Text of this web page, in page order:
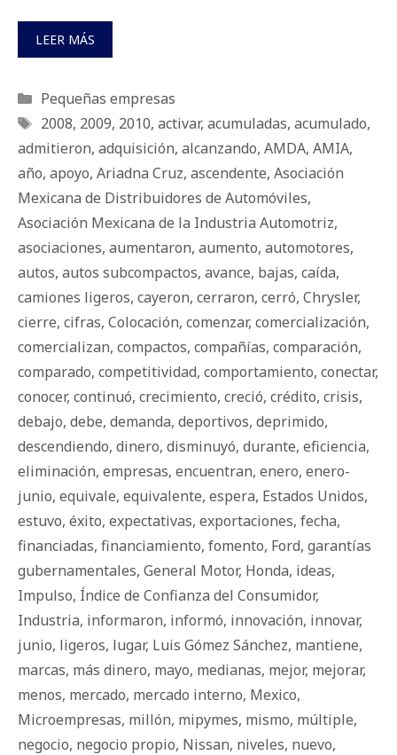
LEER MÁS
Categorías
Pequeñas empresas
Etiquetas
2008, 2009, 2010, activar, acumuladas, acumulado,
admitieron, adquisición, alcanzando, AMDA, AMIA,
año, apoyo, Ariadna Cruz, ascendente, Asociación
Mexicana de Distribuidores de Automóviles,
Asociación Mexicana de la Industria Automotriz,
asociaciones, aumentaron, aumento, automotores,
autos, autos subcompactos, avance, bajas, caída,
camiones ligeros, cayeron, cerraron, cerró, Chrysler,
cierre, cifras, Colocación, comenzar, comercialización,
comercializan, compactos, compañías, comparación,
comparado, competitividad, comportamiento, conectar,
conocer, continuó, crecimiento, creció, crédito, crisis,
debajo, debe, demanda, deportivos, deprimido,
descendiendo, dinero, disminuyó, durante, eficiencia,
eliminación, empresas, encuentran, enero, enero-
junio, equivale, equivalente, espera, Estados Unidos,
estuvo, éxito, expectativas, exportaciones, fecha,
financiadas, financiamiento, fomento, Ford, garantías
gubernamentales, General Motor, Honda, ideas,
Impulso, Índice de Confianza del Consumidor,
Industria, informaron, informó, innovación, innovar,
junio, ligeros, lugar, Luis Gómez Sánchez, mantiene,
marcas, más dinero, mayo, medianas, mejor, mejorar,
menos, mercado, mercado interno, Mexico,
Microempresas, millón, mipymes, mismo, múltiple,
negocio, negocio propio, Nissan, niveles, nuevo,